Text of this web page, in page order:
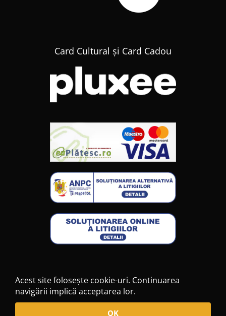
Card Cultural și Card Cadou
2026 © Toate drepturile rezervate
Acest site folosește cookie-uri. Continuarea
navigării implică acceptarea lor.
OK